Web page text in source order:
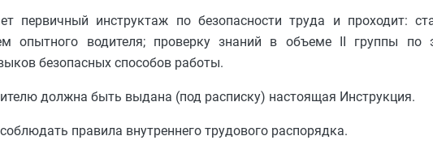
первичный инструктаж по безопасности труда и проходит:
опытного водителя; проверку знаний в объеме II группы по
безопасных способов работы.
должна быть выдана (под расписку) настоящая Инструкция.
правила внутреннего трудового распорядка.